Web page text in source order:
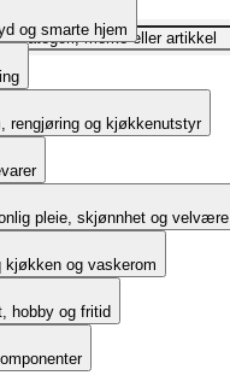
og smarte hjem
rengjøring og kjøkkenutstyr
pleie, skjønnhet og velvære
kjøkken og vaskerom
hobby og fritid